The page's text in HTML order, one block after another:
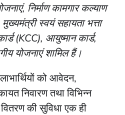
निर्माण कामगार कल्याण
स्वयं सहायता भत्ता
(KCC), आयुष्मान कार्ड,
योजनाएं शामिल हैं।
को आवेदन,
निवारण तथा विभिन्न
की सुविधा एक ही